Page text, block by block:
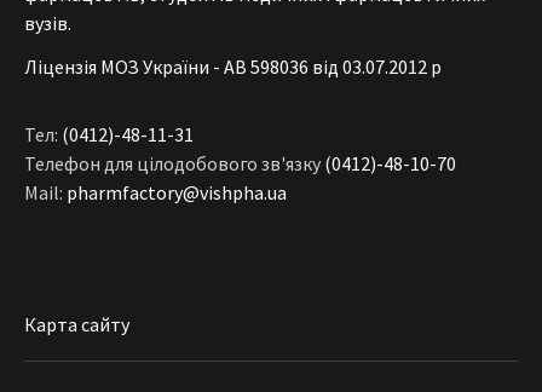
вузів.
Ліцензія МОЗ України - АВ 598036 від 03.07.2012 р
Тел: (0412)-48-11-31
Телефон для цілодобового зв'язку (0412)-48-10-70
Mail: pharmfactory@vishpha.ua
Карта сайту